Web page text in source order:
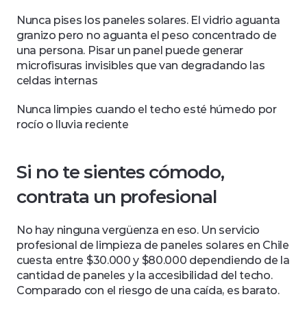
Nunca pises los paneles solares. El vidrio aguanta
granizo pero no aguanta el peso concentrado de
una persona. Pisar un panel puede generar
microfisuras invisibles que van degradando las
celdas internas
Nunca limpies cuando el techo esté húmedo por
rocío o lluvia reciente
Si no te sientes cómodo,
contrata un profesional
No hay ninguna vergüenza en eso. Un servicio
profesional de limpieza de paneles solares en Chile
cuesta entre $30.000 y $80.000 dependiendo de la
cantidad de paneles y la accesibilidad del techo.
Comparado con el riesgo de una caída, es barato.